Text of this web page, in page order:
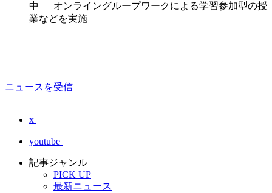
中 — オンライングループワークによる学習参加型の授
業などを実施
ニュースを受信
x
youtube
記事ジャンル
PICK UP
最新ニュース